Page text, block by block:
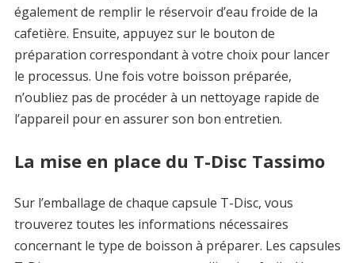
également de remplir le réservoir d’eau froide de la
cafetière. Ensuite, appuyez sur le bouton de
préparation correspondant à votre choix pour lancer
le processus. Une fois votre boisson préparée,
n’oubliez pas de procéder à un nettoyage rapide de
l’appareil pour en assurer son bon entretien.
La mise en place du T-Disc Tassimo
Sur l’emballage de chaque capsule T-Disc, vous
trouverez toutes les informations nécessaires
concernant le type de boisson à préparer. Les capsules